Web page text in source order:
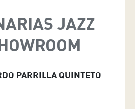
JAZZ
PARRILLA QUINTETO